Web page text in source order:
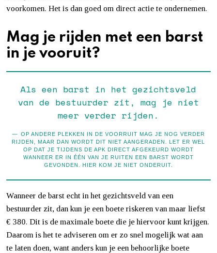
voorkomen. Het is dan goed om direct actie te ondernemen.
Mag je rijden met een barst
in je vooruit?
Als een barst in het gezichtsveld
van de bestuurder zit, mag je niet
meer verder rijden.
OP ANDERE PLEKKEN IN DE VOORRUIT MAG JE NOG VERDER
RIJDEN, MAAR DAN WORDT DIT NIET AANGERADEN. LET ER WEL
OP DAT JE TIJDENS DE APK DIRECT AFGEKEURD WORDT
WANNEER ER IN ÉÉN VAN JE RUITEN EEN BARST WORDT
GEVONDEN. HIER KOM JE NIET ONDERUIT.
Wanneer de barst echt in het gezichtsveld van een
bestuurder zit, dan kun je een boete riskeren van maar liefst
€ 380. Dit is de maximale boete die je hiervoor kunt krijgen.
Daarom is het te adviseren om er zo snel mogelijk wat aan
te laten doen, want anders kun je een behoorlijke boete